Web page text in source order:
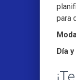
para
Día